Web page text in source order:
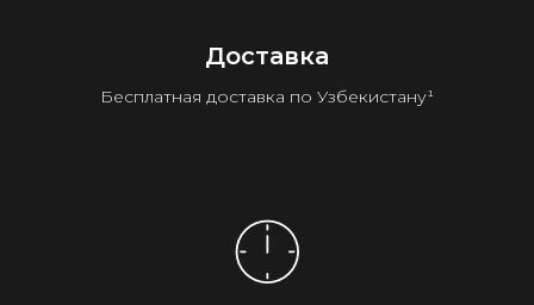
Доставка
Бесплатная доставка по Узбекистану¹